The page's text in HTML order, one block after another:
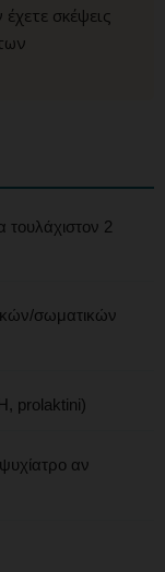
έχετε σκέψεις
2
σωματικών
prolaktini)
αν